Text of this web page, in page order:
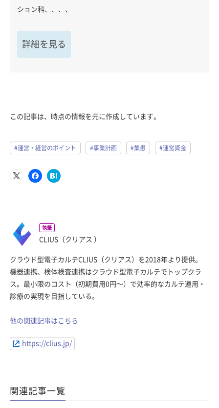
ション科、、、、
詳細を見る
この記事は、時点の情報を元に作成しています。
#運営・経営のポイント #事業計画 #集患 #運営資金
執筆
CLIUS（クリアス ）
クラウド型電子カルテCLIUS（クリアス）を2018年より提供。
機器連携、検体検査連携はクラウド型電子カルテでトップクラ
ス。最小限のコスト（初期費用0円〜）で効率的なカルテ運用・
診療の実現を目指している。
他の関連記事はこちら
https://clius.jp/
関連記事一覧